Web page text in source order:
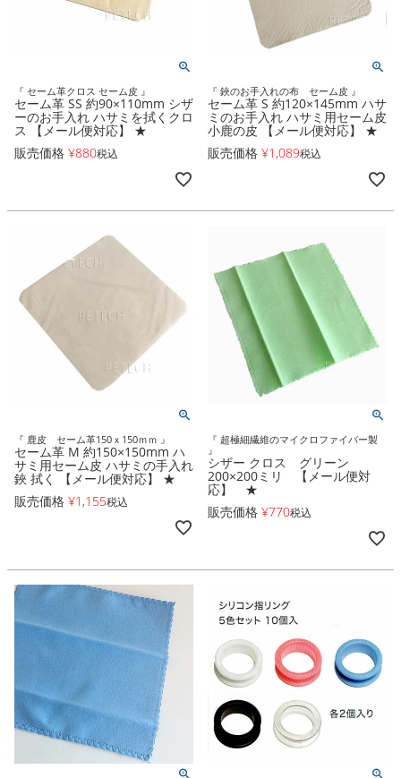
『 セーム革クロス セーム皮 』
セーム革 SS 約90×110mm シザ
ーのお手入れ ハサミを拭くクロ
ス 【メール便対応】 ★
販売価格 ¥880税込
『 鋏のお手入れの布 セーム皮 』
セーム革 S 約120×145mm ハサ
ミのお手入れ ハサミ用セーム皮
小鹿の皮 【メール便対応】 ★
販売価格 ¥1,089税込
『 鹿皮 セーム革150ｘ150ｍｍ 』
セーム革 M 約150×150mm ハ
サミ用セーム皮 ハサミの手入れ
鋏 拭く 【メール便対応】 ★
販売価格 ¥1,155税込
『 超極細繊維のマイクロファイバー製
』
シザー クロス グリーン
200×200ミリ 【メール便対
応】 ★
販売価格 ¥770税込